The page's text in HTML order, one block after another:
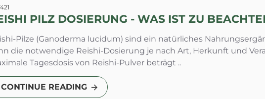
PILZ DOSIERUNG - WAS IST ZU
Pilze (Ganoderma lucidum) sind ein natürliches
die notwendige Reishi-Dosierung je nach Art, Herkunft und
Tagesdosis von Reishi-Pulver beträgt ..
CONTINUE READING